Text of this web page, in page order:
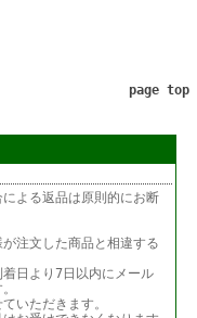
page top
よる返品は原則的にお断
注文した商品と相違する
日より7日以内にメール
いただきます。